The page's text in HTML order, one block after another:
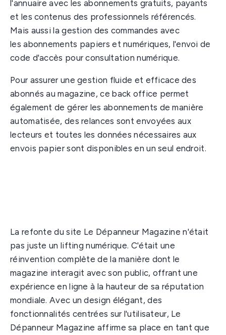
l'annuaire avec les abonnements gratuits, payants
et les contenus des professionnels référencés.
Mais aussi la gestion des commandes avec
les abonnements papiers et numériques, l'envoi de
code d'accès pour consultation numérique.
Pour assurer une gestion fluide et efficace des
abonnés au magazine, ce back office permet
également de gérer les abonnements de manière
automatisée, des relances sont envoyées aux
lecteurs et toutes les données nécessaires aux
envois papier sont disponibles en un seul endroit.
La refonte du site Le Dépanneur Magazine n'était
pas juste un lifting numérique. C'était une
réinvention complète de la manière dont le
magazine interagit avec son public, offrant une
expérience en ligne à la hauteur de sa réputation
mondiale. Avec un design élégant, des
fonctionnalités centrées sur l'utilisateur, Le
Dépanneur Magazine affirme sa place en tant que